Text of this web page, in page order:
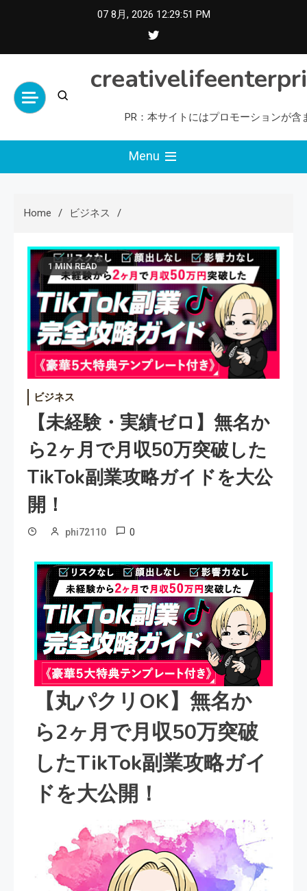
07 8月, 2026 12:29:52 PM
PR：本サイトにはプロモーションが含
Menu
Home ビジネス
1 MIN READ
ビジネス
【未経験・実績ゼロ】無名か
ら2ヶ月で月収50万突破した
TikTok副業攻略ガイドを大公
開！
phi72110 0
【丸パクリOK】無名か
ら2ヶ月で月収50万突破
したTikTok副業攻略ガイ
ドを大公開！